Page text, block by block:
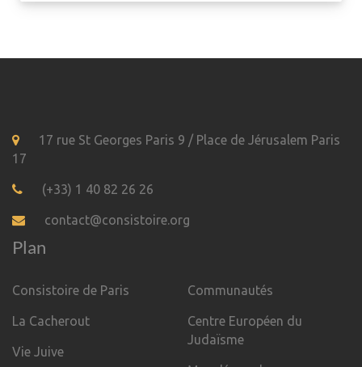
17 rue St Georges Paris 9 / Place de Jérusalem Paris
17
(+33) 1 40 82 26 26
contact@consistoire.org
Plan
Consistoire de Paris
La Cacherout
Vie Juive
Communautés
Centre Européen du
Judaïsme